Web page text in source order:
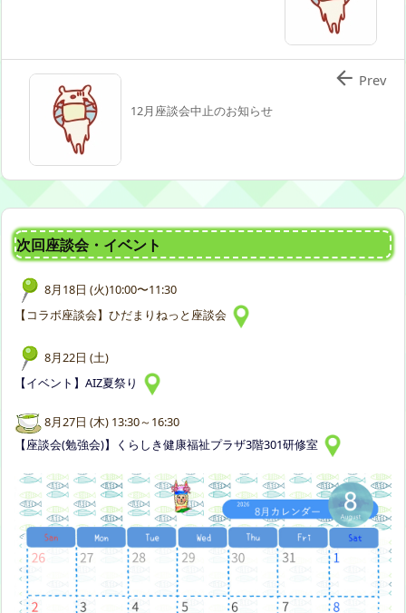
12月座談会中止のお知らせ
 Prev
次回座談会・イベント
8月18日 (火)10:00〜11:30
【コラボ座談会】ひだまりねっと座談会
8月22日 (土)
【イベント】AIZ夏祭り
8月27日 (木) 13:30～16:30
【座談会(勉強会)】くらしき健康福祉プラザ3階301研修室